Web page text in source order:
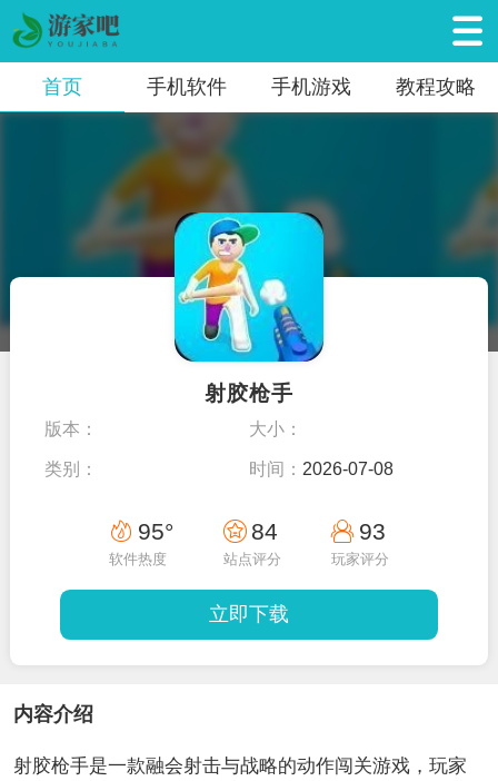
首页 手机软件 手机游戏 教程攻略
射胶枪手
版本： 大小：
类别： 时间： 2026-07-08
95°
软件热度
84
站点评分
93
玩家评分
立即下载
内容介绍
射胶枪手是一款融会射击与战略的动作闯关游戏，玩家